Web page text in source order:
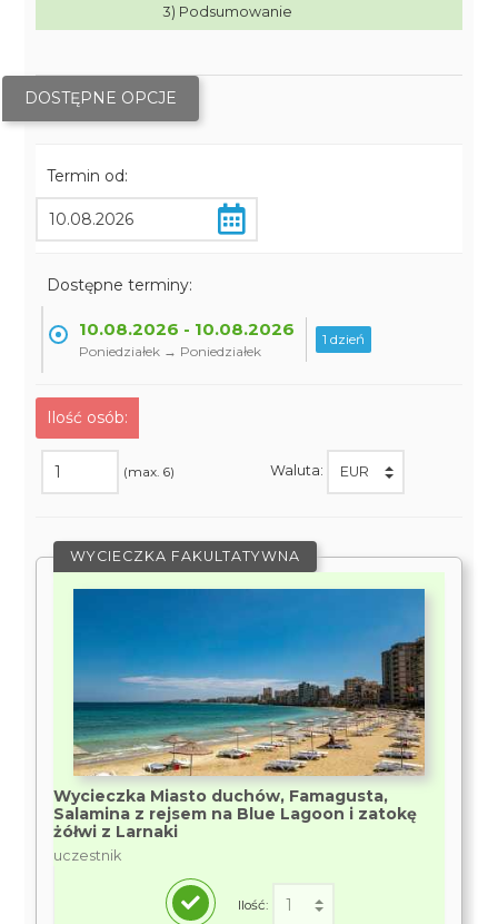
3) Podsumowanie
DOSTĘPNE OPCJE
Termin od:
Dostępne terminy:
10.08.2026 - 10.08.2026
Poniedziałek → Poniedziałek
1 dzień
Ilość osób:
(max. 6) Waluta:
WYCIECZKA FAKULTATYWNA
Wycieczka Miasto duchów, Famagusta,
Salamina z rejsem na Blue Lagoon i zatokę
żółwi z Larnaki
uczestnik
Ilość: